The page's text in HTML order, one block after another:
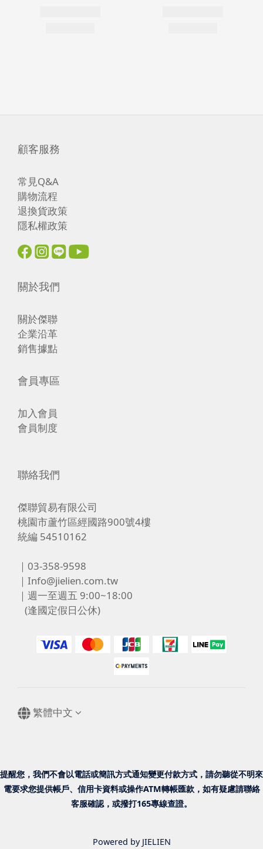
顧客服務
常見Q&A
購物流程
退換貨政策
隱私權政策
關於我們
關於傑聯
企業沿革
銷售據點
會員專區
加入會員
會員制度
聯絡我們
傑聯貿易有限公司
桃園市蘆竹區經國路900號4樓
統編 54510162
｜03-358-9598
｜Info@jielien.com.tw
｜週一至週五 9:00~18:00
(逢國定假日公休)
繁體中文
提醒您，我們不會以電話或簡訊方式通知變更付款方式，請勿聽從不明來
電要求您提供帳戶、信用卡資料或操作ATM轉帳匯款，如有疑慮請聯絡
客服確認，或撥打165專線查證。
Powered by JIELIEN